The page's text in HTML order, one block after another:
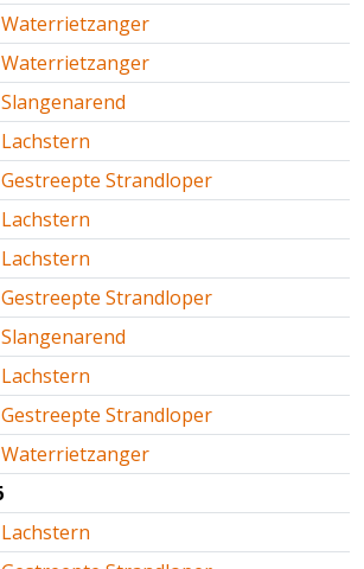
Waterrietzanger
Waterrietzanger
Slangenarend
Lachstern
Gestreepte Strandloper
Lachstern
Lachstern
Gestreepte Strandloper
Slangenarend
Lachstern
Gestreepte Strandloper
Waterrietzanger
Lachstern